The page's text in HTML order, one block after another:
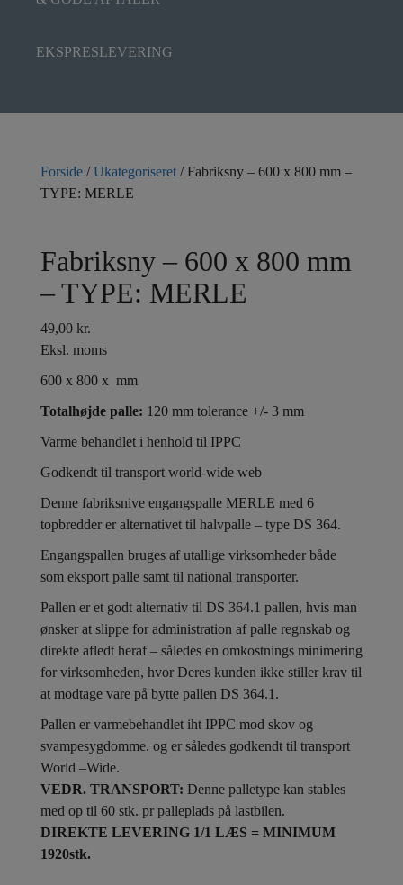
EKSPRESLEVERING
Forside /Ukategoriseret / Fabriksny – 600 x 800 mm –
TYPE: MERLE
Fabriksny – 600 x 800 mm
– TYPE: MERLE
49,00 kr.
Eksl. moms
600 x 800 x mm
Totalhøjde palle: 120 mm tolerance +/- 3 mm
Varme behandlet i henhold til IPPC
Godkendt til transport world-wide web
Denne fabriksnive engangspalle MERLE med 6
topbredder er alternativet til halvpalle – type DS 364.
Engangspallen bruges af utallige virksomheder både
som eksport palle samt til national transporter.
Pallen er et godt alternativ til DS 364.1 pallen, hvis man
ønsker at slippe for administration af palle regnskab og
direkte afledt heraf – således en omkostnings minimering
for virksomheden, hvor Deres kunden ikke stiller krav til
at modtage vare på bytte pallen DS 364.1.
Pallen er varmebehandlet iht IPPC mod skov og
svampesygdomme. og er således godkendt til transport
World –Wide.
VEDR. TRANSPORT: Denne palletype kan stables
med op til 60 stk. pr palleplads på lastbilen.
DIREKTE LEVERING 1/1 LÆS = MINIMUM
1920stk.